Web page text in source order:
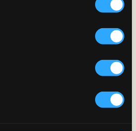
Travel to and from the
Examples of
SEK 600*